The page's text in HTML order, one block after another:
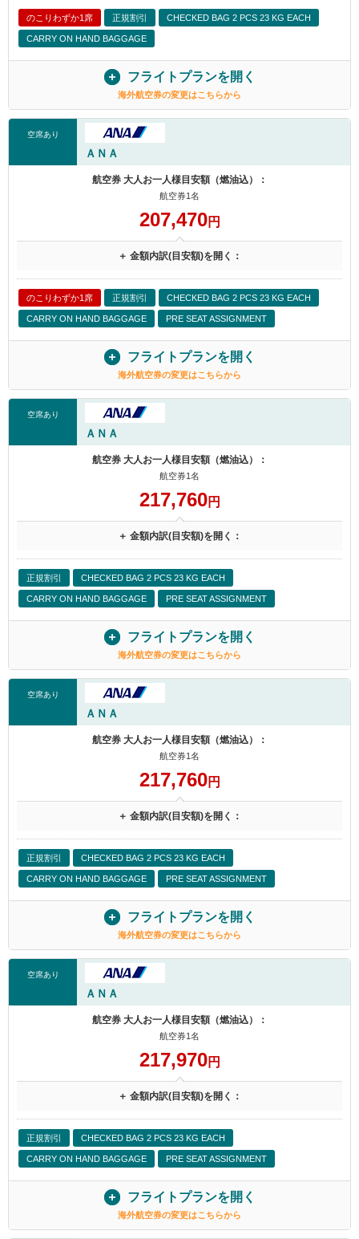
のこりわずか1席 正規割引 CHECKED BAG 2 PCS 23 KG EACH
CARRY ON HAND BAGGAGE
フライトプランを開く
海外航空券の変更はこちらから
空席あり
ＡＮＡ
航空券 大人お一人様目安額（燃油込）：
航空券1名
207,470円
＋ 金額内訳(目安額)を開く：
のこりわずか1席 正規割引 CHECKED BAG 2 PCS 23 KG EACH
CARRY ON HAND BAGGAGE PRE SEAT ASSIGNMENT
フライトプランを開く
海外航空券の変更はこちらから
空席あり
ＡＮＡ
航空券 大人お一人様目安額（燃油込）：
航空券1名
217,760円
＋ 金額内訳(目安額)を開く：
正規割引 CHECKED BAG 2 PCS 23 KG EACH
CARRY ON HAND BAGGAGE PRE SEAT ASSIGNMENT
フライトプランを開く
海外航空券の変更はこちらから
空席あり
ＡＮＡ
航空券 大人お一人様目安額（燃油込）：
航空券1名
217,760円
＋ 金額内訳(目安額)を開く：
正規割引 CHECKED BAG 2 PCS 23 KG EACH
CARRY ON HAND BAGGAGE PRE SEAT ASSIGNMENT
フライトプランを開く
海外航空券の変更はこちらから
空席あり
ＡＮＡ
航空券 大人お一人様目安額（燃油込）：
航空券1名
217,970円
＋ 金額内訳(目安額)を開く：
正規割引 CHECKED BAG 2 PCS 23 KG EACH
CARRY ON HAND BAGGAGE PRE SEAT ASSIGNMENT
フライトプランを開く
海外航空券の変更はこちらから